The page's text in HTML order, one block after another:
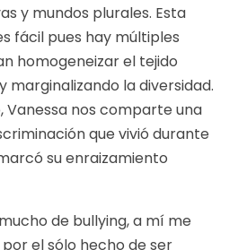
y mundos plurales. Esta
fácil pues hay múltiples
homogeneizar el tejido
marginalizando la diversidad.
Vanessa nos comparte una
que vivió durante
su enraizamiento
de bullying, a mí me
el sólo hecho de ser